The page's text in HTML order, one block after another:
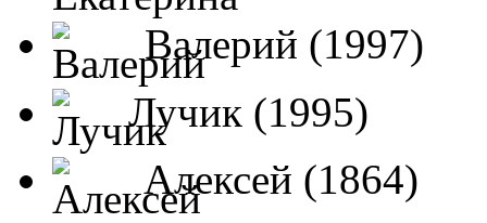
Валерий (1997)
Лучик (1995)
Алексей (1864)